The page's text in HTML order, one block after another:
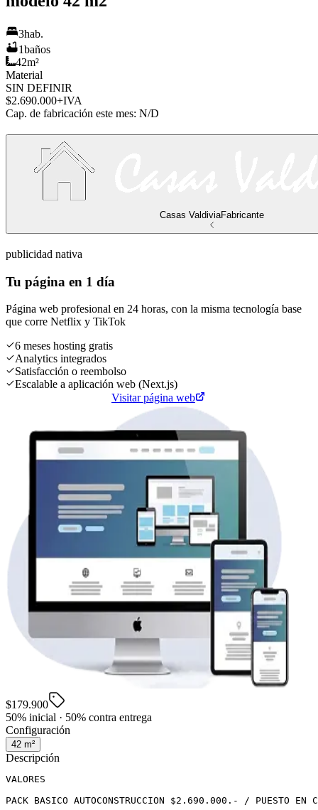
3hab.
1baños
42m²
Material
SIN DEFINIR
$2.690.000+IVA
Cap. de fabricación este mes: N/D
Casas ValdiviaFabricante
publicidad nativa
Tu página en 1 día
Página web profesional en 24 horas, con la misma tecnología base
que corre Netflix y TikTok
6 meses hosting gratis
Analytics integrados
Satisfacción o reembolso
Escalable a aplicación web (Next.js)
Visitar página web
$179.900
50% inicial · 50% contra entrega
Configuración
42 m²
Descripción
VALORES
PACK BASICO AUTOCONSTRUCCION $2.690.000.- / PUESTO